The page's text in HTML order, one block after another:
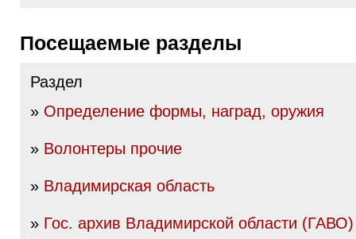
Посещаемые разделы
Раздел
» Определение формы, наград, оружия
» Волонтеры прочие
» Владимирская область
» Гос. архив Владимирской области (ГАВО)